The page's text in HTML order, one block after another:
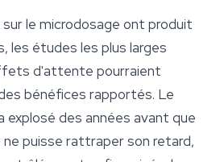
le microdosage ont produit
les études les plus larges
d'attente pourraient
bénéfices rapportés. Le
explosé des années avant que
ne puisse rattraper son retard,